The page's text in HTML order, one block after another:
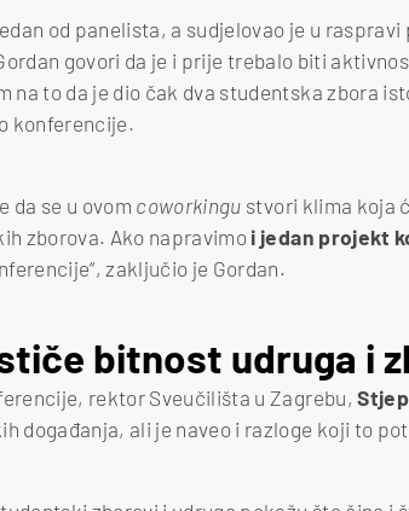
od panelista, a sudjelovao je u raspravi
govori da je i prije trebalo biti
na to da je dio čak dva studentska zbora
konferencije.
da se u ovom coworkingu stvori klima koja
zborova. Ako napravimo i jedan projekt
zaključio je Gordan.
bitnost udruga i
rektor Sveučilišta u Zagrebu,
događanja, ali je naveo i razloge koji to